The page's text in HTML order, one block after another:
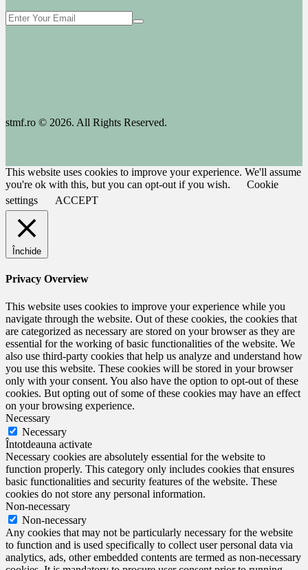
stmf.ro © 2026. All Rights Reserved.
This website uses cookies to improve your experience. We'll assume
you're ok with this, but you can opt-out if you wish.
Cookie
settings
ACCEPT
Închide
Privacy Overview
This website uses cookies to improve your experience while you
navigate through the website. Out of these cookies, the cookies that
are categorized as necessary are stored on your browser as they are
essential for the working of basic functionalities of the website. We
also use third-party cookies that help us analyze and understand how
you use this website. These cookies will be stored in your browser
only with your consent. You also have the option to opt-out of these
cookies. But opting out of some of these cookies may have an effect
on your browsing experience.
Necessary
Necessary
Întotdeauna activate
Necessary cookies are absolutely essential for the website to
function properly. This category only includes cookies that ensures
basic functionalities and security features of the website. These
cookies do not store any personal information.
Non-necessary
Non-necessary
Any cookies that may not be particularly necessary for the website
to function and is used specifically to collect user personal data via
analytics, ads, other embedded contents are termed as non-necessary